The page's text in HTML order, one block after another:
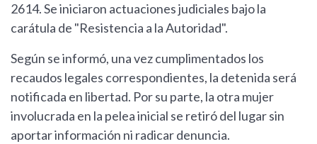
2614. Se iniciaron actuaciones judiciales bajo la
carátula de "Resistencia a la Autoridad".
Según se informó, una vez cumplimentados los
recaudos legales correspondientes, la detenida será
notificada en libertad. Por su parte, la otra mujer
involucrada en la pelea inicial se retiró del lugar sin
aportar información ni radicar denuncia.